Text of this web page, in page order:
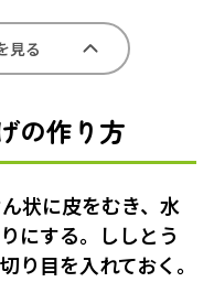
見る
の作り方
状に皮をむき、水
にする。ししとう
り目を入れておく。